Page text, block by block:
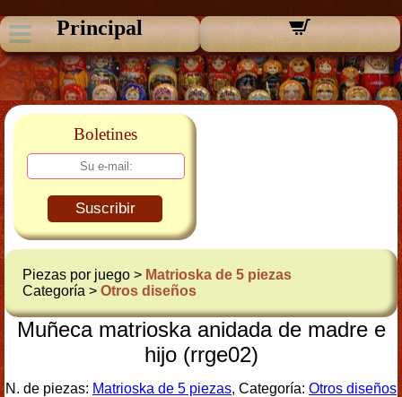
Principal
Boletines
Suscribir
Piezas por juego > Matrioska de 5 piezas
Categoría > Otros diseños
Muñeca matrioska anidada de madre e
hijo (rrge02)
N. de piezas: Matrioska de 5 piezas, Categoría: Otros diseños